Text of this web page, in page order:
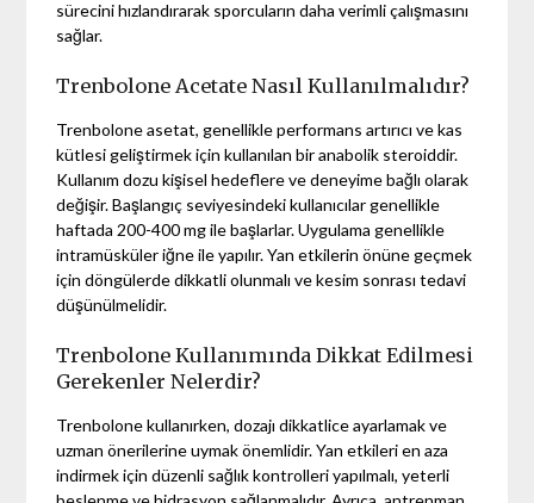
sürecini hızlandırarak sporcuların daha verimli çalışmasını
sağlar.
Trenbolone Acetate Nasıl Kullanılmalıdır?
Trenbolone asetat, genellikle performans artırıcı ve kas
kütlesi geliştirmek için kullanılan bir anabolik steroiddir.
Kullanım dozu kişisel hedeflere ve deneyime bağlı olarak
değişir. Başlangıç seviyesindeki kullanıcılar genellikle
haftada 200-400 mg ile başlarlar. Uygulama genellikle
intramüsküler iğne ile yapılır. Yan etkilerin önüne geçmek
için döngülerde dikkatli olunmalı ve kesim sonrası tedavi
düşünülmelidir.
Trenbolone Kullanımında Dikkat Edilmesi
Gerekenler Nelerdir?
Trenbolone kullanırken, dozajı dikkatlice ayarlamak ve
uzman önerilerine uymak önemlidir. Yan etkileri en aza
indirmek için düzenli sağlık kontrolleri yapılmalı, yeterli